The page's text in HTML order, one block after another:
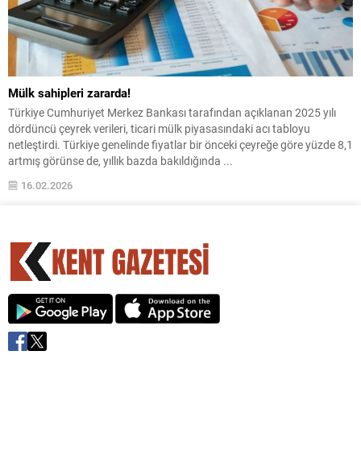
Mülk sahipleri zararda!
Türkiye Cumhuriyet Merkez Bankası tarafından açıklanan 2025 yılı
dördüncü çeyrek verileri, ticari mülk piyasasındaki acı tabloyu
netleştirdi. Türkiye genelinde fiyatlar bir önceki çeyreğe göre yüzde 8,1
artmış görünse de, yıllık bazda bakıldığında ...
16.02.2026